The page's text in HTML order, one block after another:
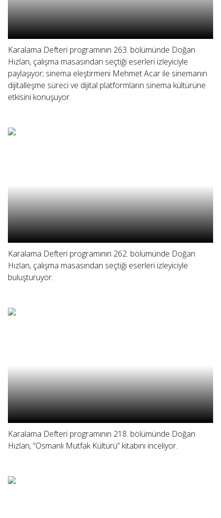
Karalama Defteri programının 263. bölümünde Doğan
Hızlan, çalışma masasından seçtiği eserleri izleyiciyle
paylaşıyor; sinema eleştirmeni Mehmet Acar ile sinemanın
dijitalleşme süreci ve dijital platformların sinema kültürüne
etkisini konuşuyor.
Karalama Defteri programının 262. bölümünde Doğan
Hızlan, çalışma masasından seçtiği eserleri izleyiciyle
buluşturuyor.
Karalama Defteri programının 218. bölümünde Doğan
Hızlan, “Osmanlı Mutfak Kültürü” kitabını inceliyor.